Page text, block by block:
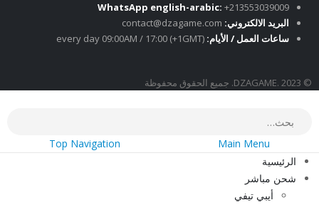
WhatsApp english-arabic: +213553039009
البريد الالكتروني: contact@dzagame.com
ساعات العمل / الأيام: every day 09:00AM / 17:00 (+1GMT)
© DZAGAME. 2023. جميع الحقوق محفوظة
Main Menu
Top Navigation
الرئيسية
شحن مباشر
أيبي تيفي